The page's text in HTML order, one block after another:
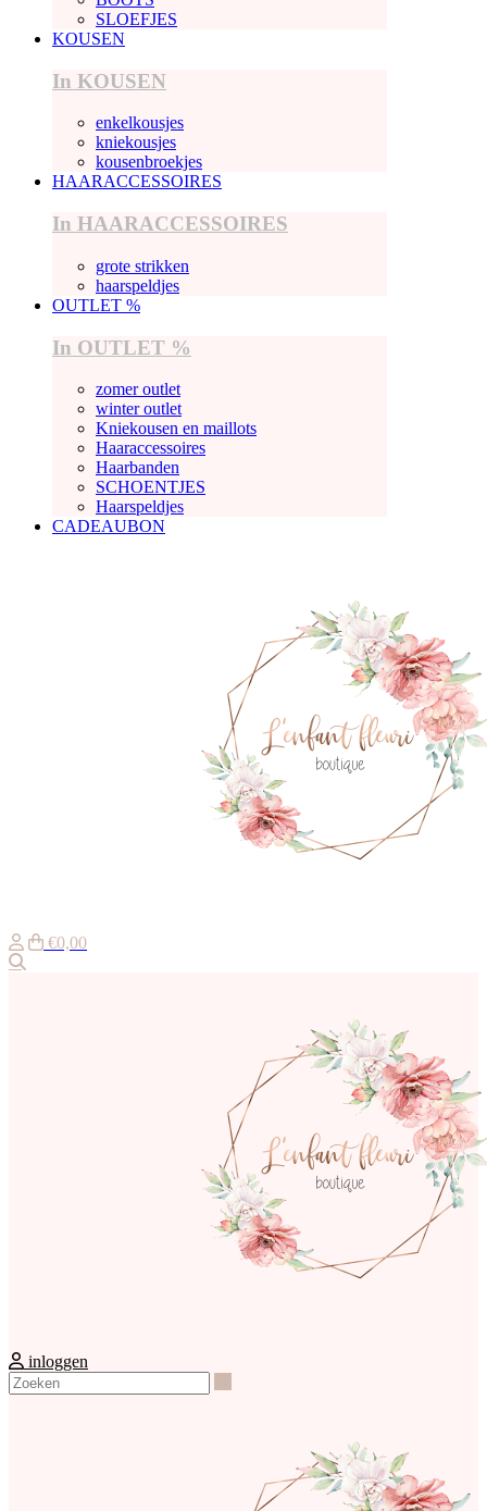
SLOEFJES
KOUSEN
In KOUSEN
enkelkousjes
kniekousjes
kousenbroekjes
HAARACCESSOIRES
In HAARACCESSOIRES
grote strikken
haarspeldjes
OUTLET %
In OUTLET %
zomer outlet
winter outlet
Kniekousen en maillots
Haaraccessoires
Haarbanden
SCHOENTJES
Haarspeldjes
CADEAUBON
€0,00
inloggen